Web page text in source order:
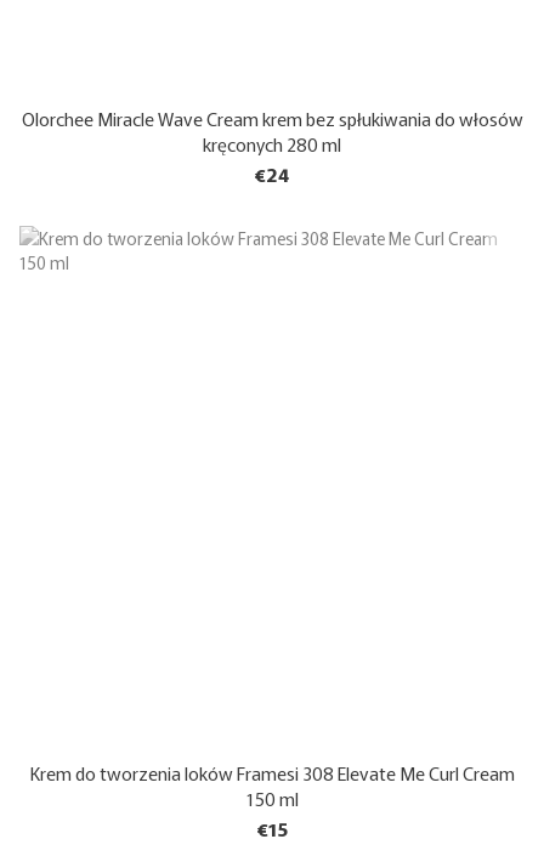
Olorchee Miracle Wave Cream krem ​​bez spłukiwania do włosów
kręconych 280 ml
€24
Krem do tworzenia loków Framesi 308 Elevate Me Curl Cream
150 ml
€15